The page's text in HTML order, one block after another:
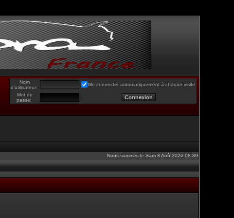
Nom
d’utilisateur:
Me connecter automatiquement à chaque visite
Mot de
passe:
Nous sommes le Sam 8 Aoû 2026 08:39